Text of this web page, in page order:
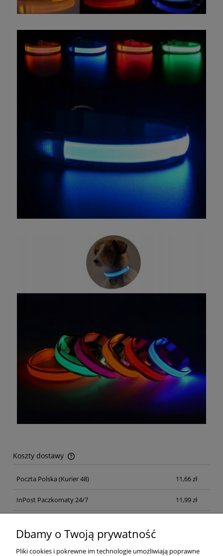
Koszty dostawy
Cena nie zawiera ewentualnych kosztów płatności
Poczta Polska (Kurier 48) 11,66 zł
InPost Paczkomaty 24/7 11,99 zł
Dbamy o Twoją prywatność
Pliki cookies i pokrewne im technologie umożliwiają poprawne